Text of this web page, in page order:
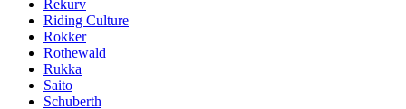
Rekurv
Riding Culture
Rokker
Rothewald
Rukka
Saito
Schuberth